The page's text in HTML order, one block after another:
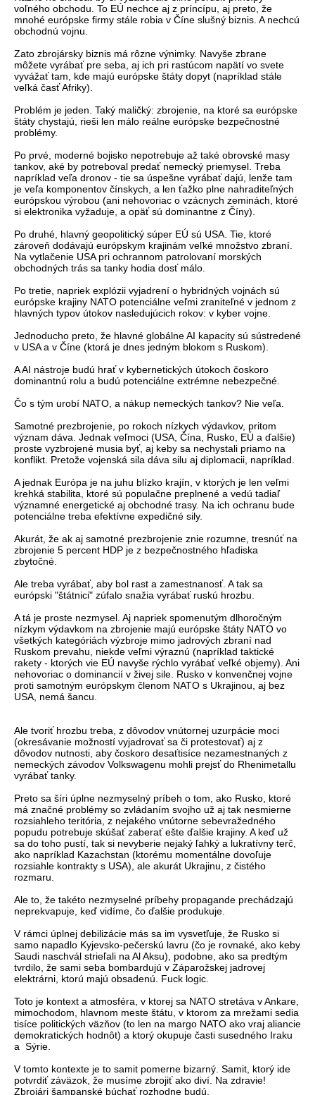
voľného obchodu. To EÚ nechce aj z príncípu, aj preto, že
mnohé európske firmy stále robia v Číne slušný biznis. A nechcú
obchodnú vojnu.
Zato zbrojársky biznis má rôzne výnimky. Navyše zbrane
môžete vyrábať pre seba, aj ich pri rastúcom napätí vo svete
vyvážať tam, kde majú európske štáty dopyt (napríklad stále
veľká časť Afriky).
Problém je jeden. Taký maličký: zbrojenie, na ktoré sa európske
štáty chystajú, rieši len málo reálne európske bezpečnostné
problémy.
Po prvé, moderné bojisko nepotrebuje až také obrovské masy
tankov, aké by potreboval predať nemecký priemysel. Treba
napríklad veľa dronov - tie sa úspešne vyrábať dajú, lenže tam
je veľa komponentov čínskych, a len ťažko plne nahraditeľných
európskou výrobou (ani nehovoriac o vzácnych zeminách, ktoré
si elektronika vyžaduje, a opäť sú dominantne z Číny).
Po druhé, hlavný geopolitický súper EÚ sú USA. Tie, ktoré
zároveň dodávajú európskym krajinám veľké množstvo zbraní.
Na vytlačenie USA pri ochrannom patrolovaní morských
obchodných trás sa tanky hodia dosť málo.
Po tretie, napriek explózii vyjadrení o hybridných vojnách sú
európske krajiny NATO potenciálne veľmi zraniteľné v jednom z
hlavných typov útokov nasledujúcich rokov: v kyber vojne.
Jednoducho preto, že hlavné globálne AI kapacity sú sústredené
v USA a v Číne (ktorá je dnes jedným blokom s Ruskom).
A AI nástroje budú hrať v kybernetických útokoch čoskoro
dominantnú rolu a budú potenciálne extrémne nebezpečné.
Čo s tým urobí NATO, a nákup nemeckých tankov? Nie veľa.
Samotné prezbrojenie, po rokoch nízkych výdavkov, pritom
význam dáva. Jednak veľmoci (USA, Čína, Rusko, EÚ a ďalšie)
proste vyzbrojené musia byť, aj keby sa nechystali priamo na
konflikt. Pretože vojenská sila dáva silu aj diplomacii, napríklad.
A jednak Európa je na juhu blízko krajín, v ktorých je len veľmi
krehká stabilita, ktoré sú populačne preplnené a vedú tadiaľ
významné energetické aj obchodné trasy. Na ich ochranu bude
potenciálne treba efektívne expedičné sily.
Akurát, že ak aj samotné prezbrojenie znie rozumne, tresnúť na
zbrojenie 5 percent HDP je z bezpečnostného hľadiska
zbytočné.
Ale treba vyrábať, aby bol rast a zamestnanosť. A tak sa
európski "štátnici" zúfalo snažia vyrábať ruskú hrozbu.
A tá je proste nezmysel. Aj napriek spomenutým dlhoročným
nízkym výdavkom na zbrojenie majú európske štáty NATO vo
všetkých kategóriách výzbroje mimo jadrových zbraní nad
Ruskom prevahu, niekde veľmi výraznú (napríklad taktické
rakety - ktorých vie EÚ navyše rýchlo vyrábať veľké objemy). Ani
nehovoriac o dominancií v živej sile. Rusko v konvenčnej vojne
proti samotným európskym členom NATO s Ukrajinou, aj bez
USA, nemá šancu.
Ale tvoriť hrozbu treba, z dôvodov vnútornej uzurpácie moci
(okresávanie možností vyjadrovať sa či protestovať) aj z
dôvodov nutnosti, aby čoskoro desaťtisíce nezamestnaných z
nemeckých závodov Volkswagenu mohli prejsť do Rhenimetallu
vyrábať tanky.
Preto sa šíri úplne nezmyselný príbeh o tom, ako Rusko, ktoré
má značné problémy so zvládaním svojho už aj tak nesmierne
rozsiahleho teritória, z nejakého vnútorne sebevražedného
popudu potrebuje skúšať zaberať ešte ďalšie krajiny. A keď už
sa do toho pustí, tak si nevyberie nejaký ľahký a lukratívny terč,
ako napríklad Kazachstan (ktorému momentálne dovoľuje
rozsiahle kontrakty s USA), ale akurát Ukrajinu, z čistého
rozmaru.
Ale to, že takéto nezmyselné príbehy propagande prechádzajú
neprekvapuje, keď vidíme, čo ďalšie produkuje.
V rámci úplnej debilizácie más sa im vysvetľuje, že Rusko si
samo napadlo Kyjevsko-pečerskú lavru (čo je rovnaké, ako keby
Saudi naschvál strieľali na Al Aksu), podobne, ako sa predtým
tvrdilo, že sami seba bombardujú v Záparožskej jadrovej
elektrárni, ktorú majú obsadenú. Fuck logic.
Toto je kontext a atmosféra, v ktorej sa NATO stretáva v Ankare,
mimochodom, hlavnom meste štátu, v ktorom za mrežami sedia
tisíce politických väzňov (to len na margo NATO ako vraj aliancie
demokratických hodnôt) a ktorý okupuje časti susedného Iraku
a Sýrie.
V tomto kontexte je to samit pomerne bizarný. Samit, ktorý ide
potvrdiť záväzok, že musíme zbrojiť ako diví. Na zdravie!
Zbrojári šampanské búchať rozhodne budú.